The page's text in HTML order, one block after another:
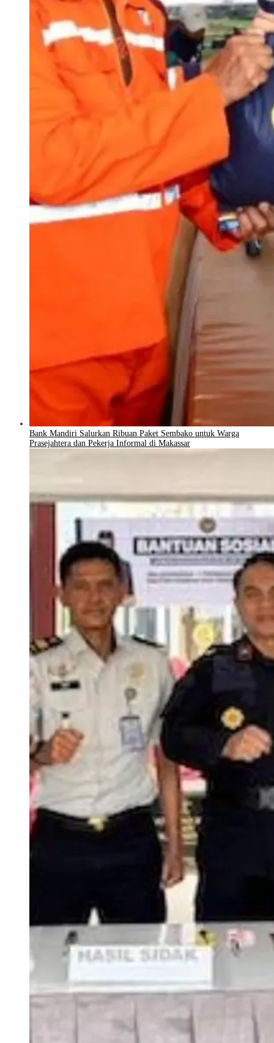
Bank Mandiri Salurkan Ribuan Paket Sembako untuk Warga
Prasejahtera dan Pekerja Informal di Makassar